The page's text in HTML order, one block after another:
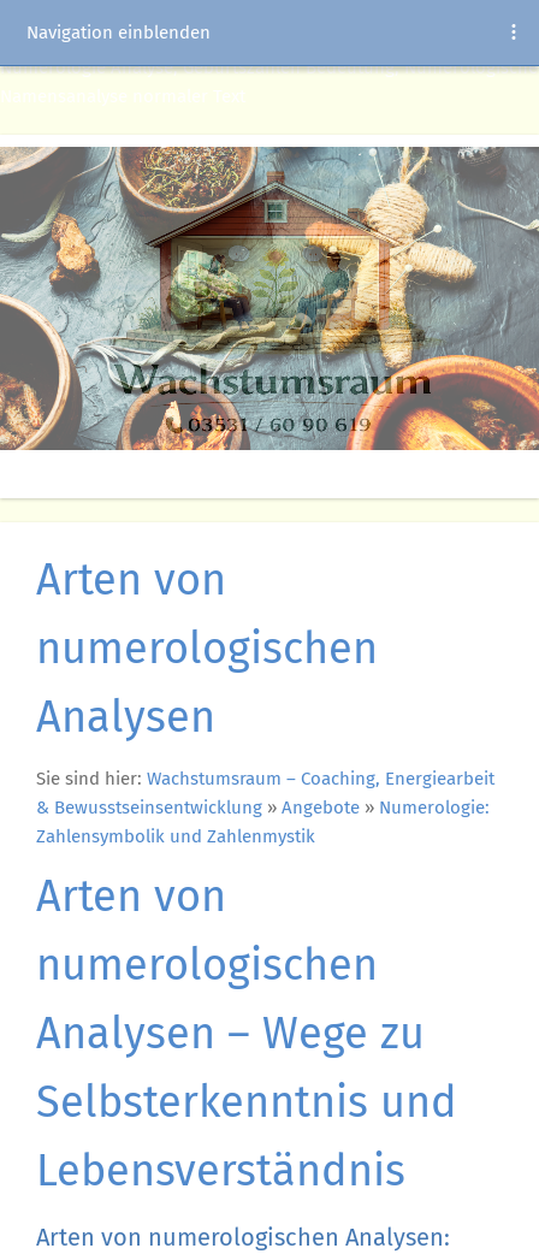
Numerologie Analyse, Geburtszahlen Bedeutung, Numerologische
Navigation einblenden
Arten von
numerologischen
Analysen
Sie sind hier: Wachstumsraum – Coaching, Energiearbeit
& Bewusstseinsentwicklung » Angebote » Numerologie:
Zahlensymbolik und Zahlenmystik
Arten von
numerologischen
Analysen – Wege zu
Selbsterkenntnis und
Lebensverständnis
Arten von numerologischen Analysen: